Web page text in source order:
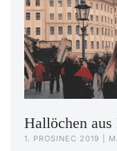
Hallöchen aus
1. PROSINEC 2019 |